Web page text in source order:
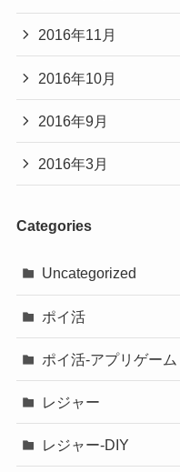
2016年11月
2016年10月
2016年9月
2016年3月
Categories
Uncategorized
ポイ活
ポイ活-アプリゲーム
レジャー
レジャー-DIY